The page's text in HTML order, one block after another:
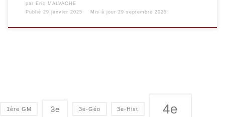
par Eric MALVACHE
Publié 29 janvier 2025 Mis à jour 29 septembre 2025
1ère GM 3e 3e-Géo 3e-Hist 4e